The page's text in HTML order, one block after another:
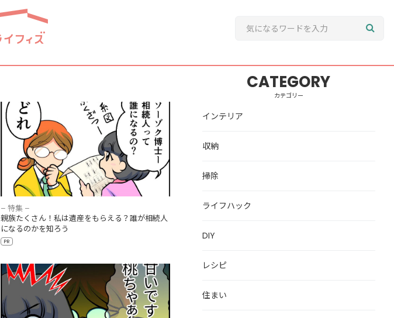
親族たくさん！私は遺産をもらえる？誰が相
続人になるのかを知ろう
– 特集 –
親族たくさん！私は遺産をもらえる？誰が相続人
になるのかを知ろう
PR
親が認知症になると、親のお金は使えな
い！？対処法は？成年後見や家族信託を検討
CATEGORY
カテゴリー
インテリア
収納
掃除
ライフハック
DIY
レシピ
住まい